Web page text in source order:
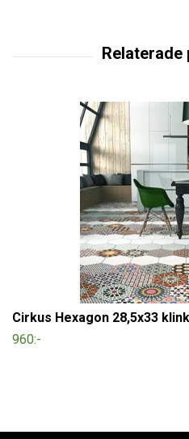
Cirkus Hexagon 28,5x33
960:-